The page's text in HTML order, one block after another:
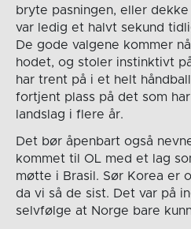
bryte pasningen, eller
var ledig et halvt sekund
De gode valgene kommer
hodet, og stoler instinktivt
har trent på i et helt
fortjent plass på det som
landslag i flere år.
Det bør åpenbart også
kommet til OL med et lag
møtte i Brasil. Sør Korea er
da vi så de sist. Det var på
selvfølge at Norge bare